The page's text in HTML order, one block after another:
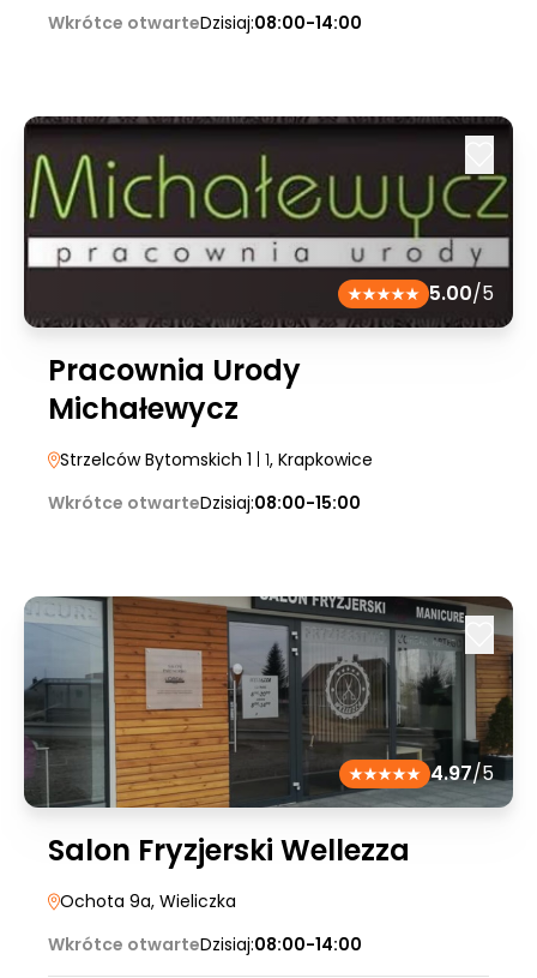
Wkrótce otwarteDzisiaj:08:00-14:00
5.00/5
Pracownia Urody
Michałewycz
Strzelców Bytomskich 1 | 1, Krapkowice
Wkrótce otwarteDzisiaj:08:00-15:00
4.97/5
Salon Fryzjerski Wellezza
Ochota 9a, Wieliczka
Wkrótce otwarteDzisiaj:08:00-14:00